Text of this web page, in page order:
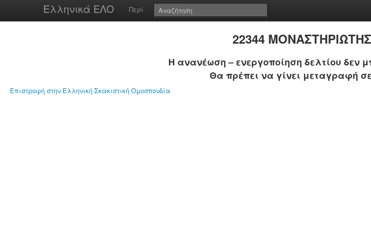
Ελληνικά ΕΛΟ Περί
22344
Η ανανέωση – ενεργοποίηση δελτίου δεν
Θα πρέπει να γίνει μεταγραφή
Επιστροφή στην Ελληνική Σκακιστική Ομοσπονδία